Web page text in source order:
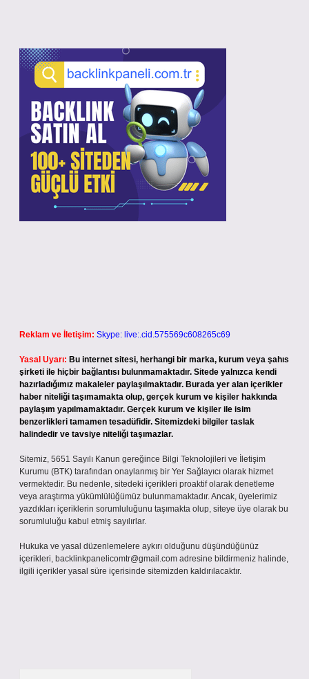
Reklam ve İletişim: Skype: live:.cid.575569c608265c69
Yasal Uyarı: Bu internet sitesi, herhangi bir marka, kurum veya şahıs
şirketi ile hiçbir bağlantısı bulunmamaktadır. Sitede yalnızca kendi
hazırladığımız makaleler paylaşılmaktadır. Burada yer alan içerikler
haber niteliği taşımamakta olup, gerçek kurum ve kişiler hakkında
paylaşım yapılmamaktadır. Gerçek kurum ve kişiler ile isim
benzerlikleri tamamen tesadüfidir. Sitemizdeki bilgiler taslak
halindedir ve tavsiye niteliği taşımazlar.
Sitemiz, 5651 Sayılı Kanun gereğince Bilgi Teknolojileri ve İletişim
Kurumu (BTK) tarafından onaylanmış bir Yer Sağlayıcı olarak hizmet
vermektedir. Bu nedenle, sitedeki içerikleri proaktif olarak denetleme
veya araştırma yükümlülüğümüz bulunmamaktadır. Ancak, üyelerimiz
yazdıkları içeriklerin sorumluluğunu taşımakta olup, siteye üye olarak bu
sorumluluğu kabul etmiş sayılırlar.
Hukuka ve yasal düzenlemelere aykırı olduğunu düşündüğünüz
içerikleri, backlinkpanelicomtr@gmail.com adresine bildirmeniz halinde,
ilgili içerikler yasal süre içerisinde sitemizden kaldırılacaktır.